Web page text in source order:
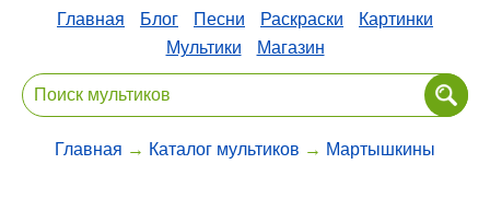
Главная Блог Песни Раскраски
Картинки
Мультики
Магазин
Главная → Каталог мультиков → Мартышкины